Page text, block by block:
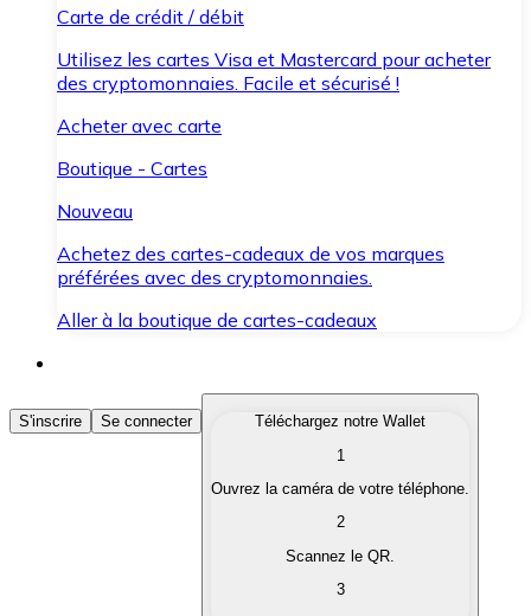
Carte de crédit / débit
Utilisez les cartes Visa et Mastercard pour acheter
des cryptomonnaies. Facile et sécurisé !
Acheter avec carte
Boutique - Cartes
Nouveau
Achetez des cartes-cadeaux de vos marques
préférées avec des cryptomonnaies.
Aller à la boutique de cartes-cadeaux
Acheter des Cryptomonnaies
Achetez les cryptomonnaies qui vous intéressent
Convertissez vos cryptomonnaies en monnaie
S'inscrire Se connecter
Téléchargez notre Wallet
1
Ouvrez la caméra de votre téléphone.
2
Scannez le QR.
3